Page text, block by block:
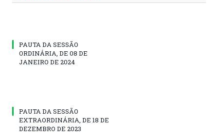
PAUTA DA SESSÃO
ORDINÁRIA, DE 08 DE
JANEIRO DE 2024
PAUTA DA SESSÃO
EXTRAORDINÁRIA, DE 18 DE
DEZEMBRO DE 2023